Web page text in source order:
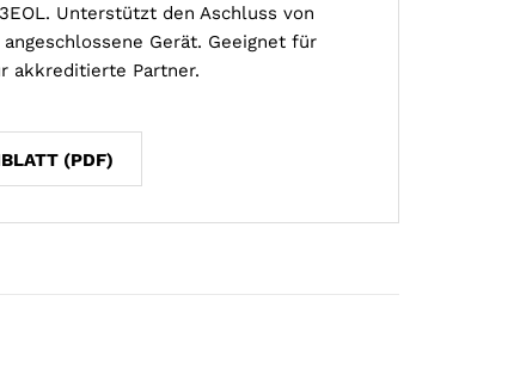
Unterstützt den Aschluss von
Gerät. Geeignet für
akkreditierte Partner.
(PDF)